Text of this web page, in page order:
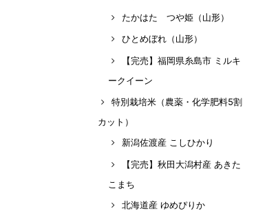
たかはた つや姫（山形）
ひとめぼれ（山形）
【完売】福岡県糸島市 ミルキ
ークイーン
特別栽培米（農薬・化学肥料5割
カット）
新潟佐渡産 こしひかり
【完売】秋田大潟村産 あきた
こまち
北海道産 ゆめぴりか